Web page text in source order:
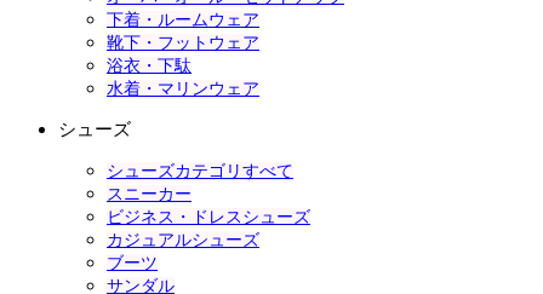
下着・ルームウェア
靴下・フットウェア
浴衣・下駄
水着・マリンウェア
シューズ
シューズカテゴリすべて
スニーカー
ビジネス・ドレスシューズ
カジュアルシューズ
ブーツ
サンダル